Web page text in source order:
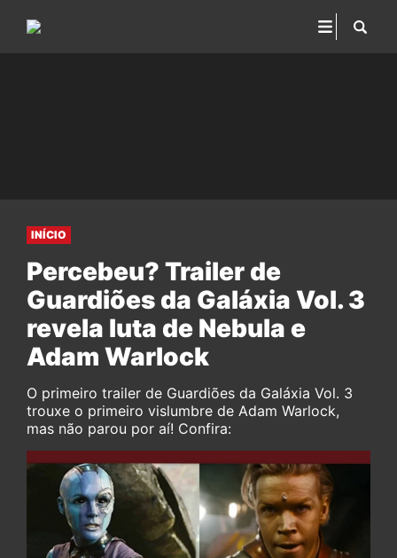
INÍCIO
Percebeu? Trailer de
Guardiões da Galáxia Vol. 3
revela luta de Nebula e
Adam Warlock
O primeiro trailer de Guardiões da Galáxia Vol. 3
trouxe o primeiro vislumbre de Adam Warlock,
mas não parou por aí! Confira: